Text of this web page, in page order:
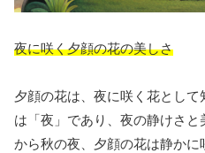
夜に咲く夕顔の花の美しさ
夕顔の花は、夜に咲く花とし
は「夜」であり、夜の静けさ
から秋の夜、夕顔の花は静か